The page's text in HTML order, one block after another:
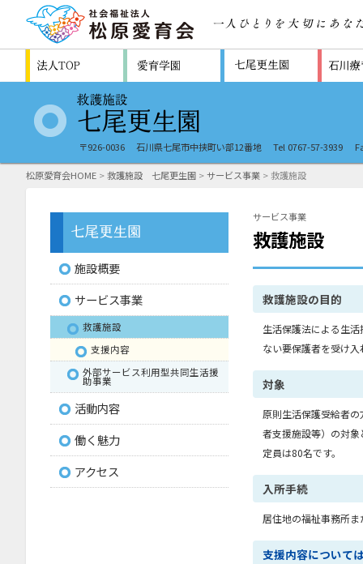
〒926-0036 石川県七尾市中挟町い部12番地 Tel 0767-57-3939
松原愛育会HOME >救護施設 七尾更生園 >サービス事業 > 救護施設
サービス事業
救護施設
救護施設の目的
生活保護法による生
ない要保護者を受け
対象
原則生活保護受給者
者支援施設等）の対
定員は80名です。
入所手続
居住地の福祉事務所
支援内容について
施設概要
サービス事業
救護施設
支援内容
外部サービス利用型共同生活援
助事業
活動内容
働く魅力
アクセス